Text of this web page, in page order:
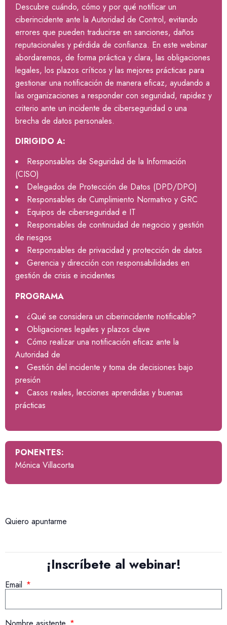
Descubre cuándo, cómo y por qué notificar un
ciberincidente ante la Autoridad de Control, evitando
errores que pueden traducirse en sanciones, daños
reputacionales y pérdida de confianza. En este webinar
abordaremos, de forma práctica y clara, las obligaciones
legales, los plazos críticos y las mejores prácticas para
gestionar una notificación de manera eficaz, ayudando a
las organizaciones a responder con seguridad, rapidez y
criterio ante un incidente de ciberseguridad o una
brecha de datos personales.
DIRIGIDO A:
Responsables de Seguridad de la Información
(CISO)
Delegados de Protección de Datos (DPD/DPO)
Responsables de Cumplimiento Normativo y GRC
Equipos de ciberseguridad e IT
Responsables de continuidad de negocio y gestión
de riesgos
Responsables de privacidad y protección de datos
Gerencia y dirección con responsabilidades en
gestión de crisis e incidentes
PROGRAMA
¿Qué se considera un ciberincidente notificable?
Obligaciones legales y plazos clave
Cómo realizar una notificación eficaz ante la
Autoridad de
Gestión del incidente y toma de decisiones bajo
presión
Casos reales, lecciones aprendidas y buenas
prácticas
PONENTES:
Mónica Villacorta
Quiero apuntarme
¡Inscríbete al webinar!
Email